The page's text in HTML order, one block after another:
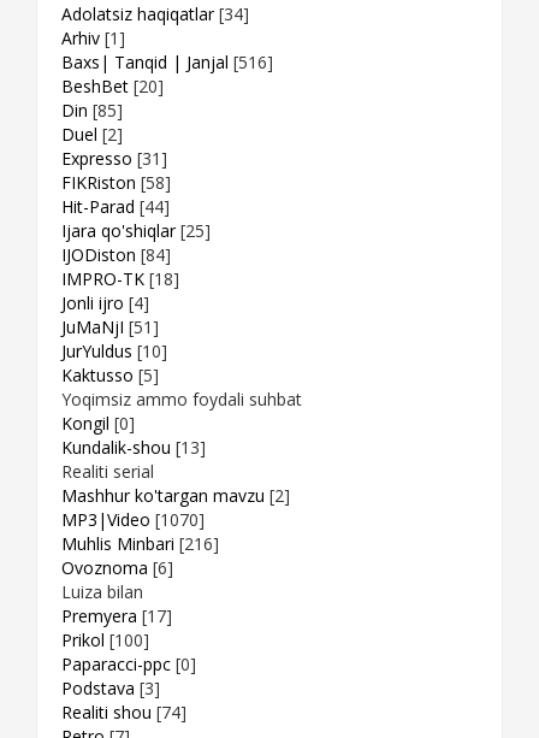
Adolatsiz haqiqatlar [34]
Arhiv [1]
Baxs| Tanqid | Janjal [516]
BeshBet [20]
Din [85]
Duel [2]
Expresso [31]
FIKRiston [58]
Hit-Parad [44]
Ijara qo'shiqlar [25]
IJODiston [84]
IMPRO-TK [18]
Jonli ijro [4]
JuMaNjI [51]
JurYuldus [10]
Kaktusso [5]
Yoqimsiz ammo foydali suhbat
Kongil [0]
Kundalik-shou [13]
Realiti serial
Mashhur ko'targan mavzu [2]
MP3|Video [1070]
Muhlis Minbari [216]
Ovoznoma [6]
Luiza bilan
Premyera [17]
Prikol [100]
Paparacci-ppc [0]
Podstava [3]
Realiti shou [74]